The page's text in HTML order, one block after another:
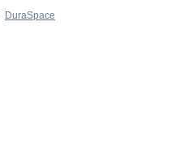
DuraSpace